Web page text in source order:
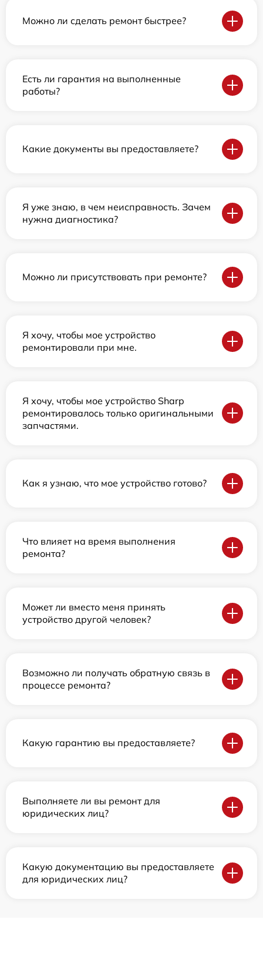
Можно ли сделать ремонт быстрее?
Есть ли гарантия на выполненные
работы?
Какие документы вы предоставляете?
Я уже знаю, в чем неисправность. Зачем
нужна диагностика?
Можно ли присутствовать при ремонте?
Я хочу, чтобы мое устройство
ремонтировали при мне.
Я хочу, чтобы мое устройство Sharp
ремонтировалось только оригинальными
запчастями.
Как я узнаю, что мое устройство готово?
Что влияет на время выполнения
ремонта?
Может ли вместо меня принять
устройство другой человек?
Возможно ли получать обратную связь в
процессе ремонта?
Какую гарантию вы предоставляете?
Выполняете ли вы ремонт для
юридических лиц?
Какую документацию вы предоставляете
для юридических лиц?